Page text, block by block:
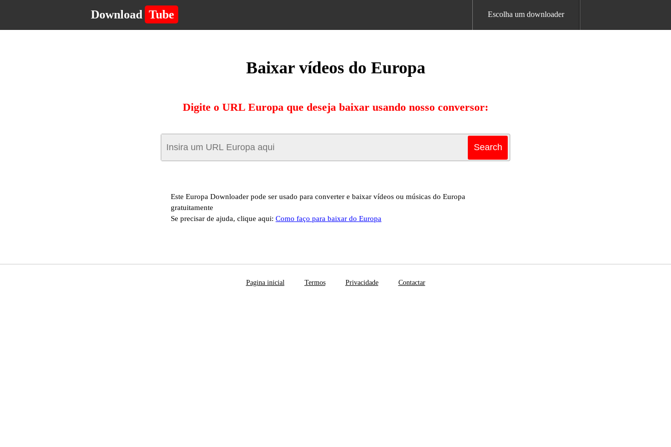
Download Tube Escolha um downloader
Baixar vídeos do Europa
Digite o URL Europa que deseja baixar usando nosso conversor:
Este Europa Downloader pode ser usado para converter e baixar vídeos ou músicas do Europa
gratuitamente
Se precisar de ajuda, clique aqui: Como faço para baixar do Europa
Pagina inicial Termos Privacidade Contactar